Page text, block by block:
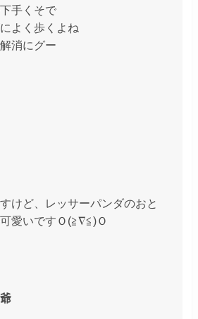
手くそで
よく歩くよね
消にグー
けど、レッサーパンダのおと
愛いですＯ(≧∇≦)Ｏ